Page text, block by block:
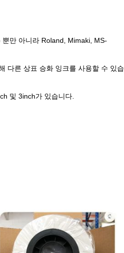
만 아니라 Roland, Mimaki, MS-
다른 상표 승화 잉크를 사용할 수 있습
및 3inch가 있습니다.